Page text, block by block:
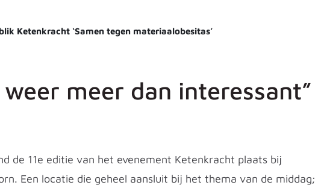
Ketenkracht ‘Samen tegen materiaalobesitas’
weer meer dan interessant”
de 11e editie van het evenement Ketenkracht plaats bij
Een locatie die geheel aansluit bij het thema van de middag;